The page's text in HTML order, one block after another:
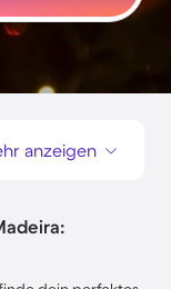
anzeigen